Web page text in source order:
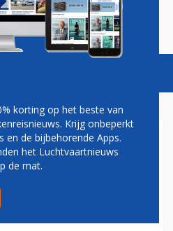
Vacatures
DC-3 naar nieuwe
Airport
korting op het beste van
Krijg onbeperkt
de bijbehorende Apps.
het Luchtvaartnieuws
de mat.